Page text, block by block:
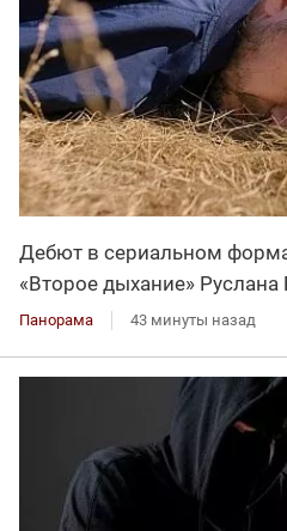
Дебют в сериальном
«Второе дыхание» Руслана
Панорама 43 минуты назад